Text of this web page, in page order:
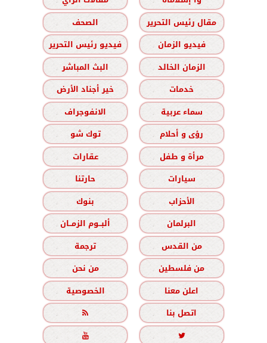
مقال رئيس التحرير
الصحف
فيديو الزمان
فيديو رئيس التحرير
الزمان الخالد
البث المباشر
خدمات
خير أجناد الأرض
سماء عربية
الانفوجراف
رؤى و أحلام
توك شو
مرأة و طفل
عقارات
سيارات
حارتنا
الأحزاب
بنوك
البرلمان
ألبــوم الزمــان
من القدس
ترجمة
من فلسطين
من نحن
اعلن معنا
الخصوصية
اتصل بنا


